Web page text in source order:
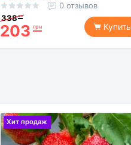
0 отзывов
338 грн
203 грн Купить
Хит продаж